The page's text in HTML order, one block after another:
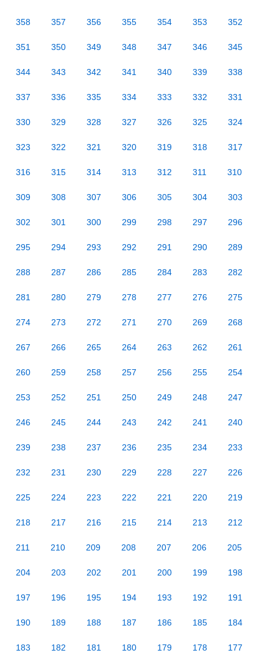
358 357 356 355 354 353 352
351 350 349 348 347 346 345
344 343 342 341 340 339 338
337 336 335 334 333 332 331
330 329 328 327 326 325 324
323 322 321 320 319 318 317
316 315 314 313 312 311 310
309 308 307 306 305 304 303
302 301 300 299 298 297 296
295 294 293 292 291 290 289
288 287 286 285 284 283 282
281 280 279 278 277 276 275
274 273 272 271 270 269 268
267 266 265 264 263 262 261
260 259 258 257 256 255 254
253 252 251 250 249 248 247
246 245 244 243 242 241 240
239 238 237 236 235 234 233
232 231 230 229 228 227 226
225 224 223 222 221 220 219
218 217 216 215 214 213 212
211 210 209 208 207 206 205
204 203 202 201 200 199 198
197 196 195 194 193 192 191
190 189 188 187 186 185 184
183 182 181 180 179 178 177